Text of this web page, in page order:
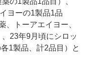
ヨーの1製品1品
、トーアエイヨー、
23年9月頃にシロッ
1製品、計2品目）と